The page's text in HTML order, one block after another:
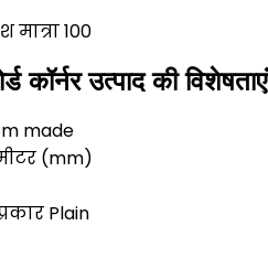
100
कॉर्नर उत्पाद की विशेषताएं
made
(mm)
Plain